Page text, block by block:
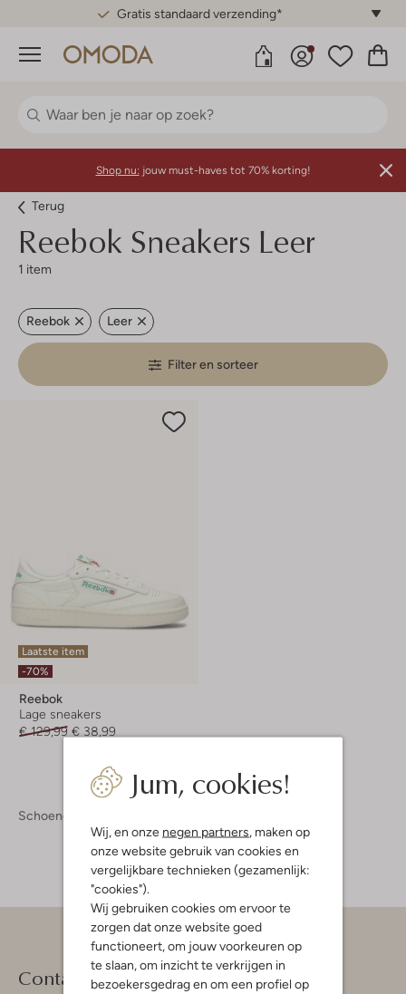
Gratis standaard verzending*
Menu
Jum, cookies!
Wij, en onze negen partners , maken op
onze website gebruik van cookies en
vergelijkbare technieken (gezamenlijk:
"cookies").
Wij gebruiken cookies om ervoor te
zorgen dat onze website goed
functioneert, om jouw voorkeuren op
te slaan, om inzicht te verkrijgen in
bezoekersgedrag en om een profiel op
Shop nu: jouw must-haves tot 70% korting!
Terug
Reebok Sneakers Leer
1 item
Reebok Leer
Filter en sorteer
Laatste item
-70%
Reebok
Lage sneakers
€ 129,99 € 38,99
Schoenen
Contact